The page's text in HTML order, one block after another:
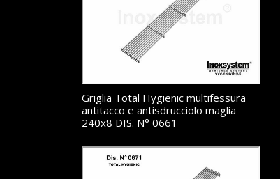
Griglia Total Hygienic multifessura
antitacco e antisdrucciolo maglia
240x8 DIS. N° 0661